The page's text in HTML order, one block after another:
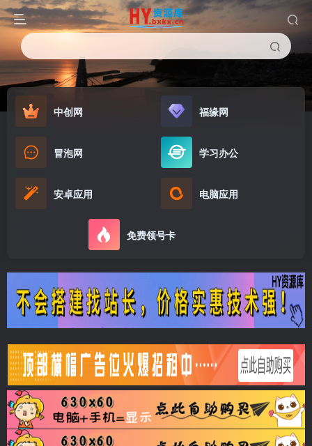
中创网 福缘网
冒泡网 学习办公
安卓应用 电脑应用
免费领号卡